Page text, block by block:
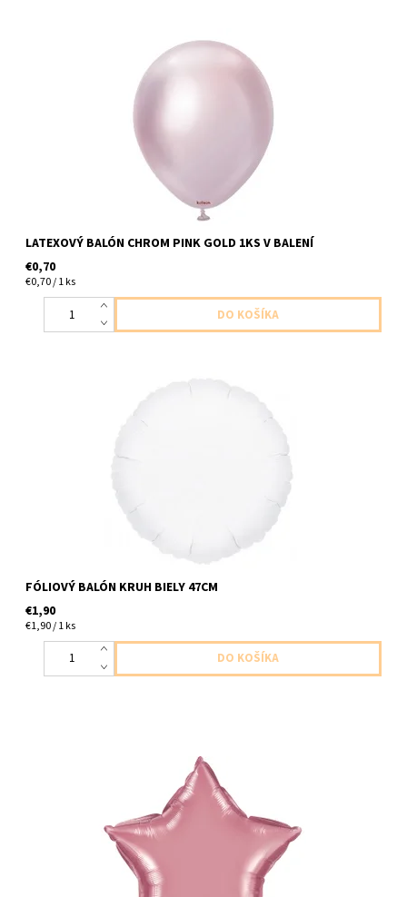
latexovy balon chromovo ruzovo zlate 1ks v balení velkost do
cca 30cm dodavame nenafukany
LATEXOVÝ BALÓN CHROM PINK GOLD 1KS V BALENÍ
€0,70
€0,70 / 1 ks
fóliový balón v tvare kruhu biely 1ksv baleni velkost 47cm balón
dodávame nenafúkaný
FÓLIOVÝ BALÓN KRUH BIELY 47CM
€1,90
€1,90 / 1 ks
fóliový balon v tvare hviezdy chromovo ruzova 1ks v baleni
velkost 51cm dodavame nenafukane